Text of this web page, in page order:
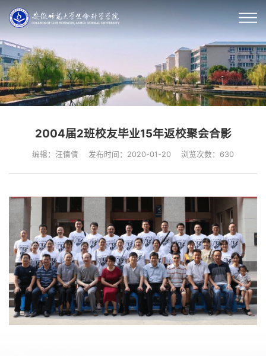
2004届2班校友毕业15年返校聚会合影
编辑：汪倩倩 发布时间：2020-01-20 浏览次数： 630